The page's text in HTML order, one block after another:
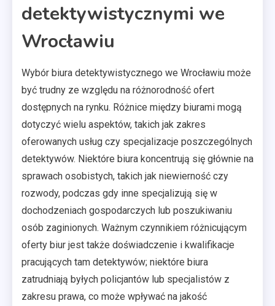
detektywistycznymi we
Wrocławiu
Wybór biura detektywistycznego we Wrocławiu może
być trudny ze względu na różnorodność ofert
dostępnych na rynku. Różnice między biurami mogą
dotyczyć wielu aspektów, takich jak zakres
oferowanych usług czy specjalizacje poszczególnych
detektywów. Niektóre biura koncentrują się głównie na
sprawach osobistych, takich jak niewierność czy
rozwody, podczas gdy inne specjalizują się w
dochodzeniach gospodarczych lub poszukiwaniu
osób zaginionych. Ważnym czynnikiem różnicującym
oferty biur jest także doświadczenie i kwalifikacje
pracujących tam detektywów; niektóre biura
zatrudniają byłych policjantów lub specjalistów z
zakresu prawa, co może wpływać na jakość